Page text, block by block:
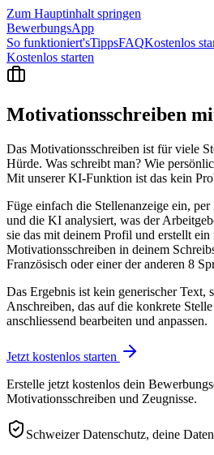
Zum Hauptinhalt springen
BewerbungsApp
So funktioniert'sTippsFAQKostenlos
Kostenlos starten
Motivationsschreiben
Das Motivationsschreiben ist für viele
Hürde. Was schreibt man? Wie
Mit unserer KI-Funktion ist das kein
Füge einfach die Stellenanzeige ein,
und die KI analysiert, was der
sie das mit deinem Profil und erstellt ein
Motivationsschreiben in deinem
Französisch oder einer der anderen 8
Das Ergebnis ist kein generischer Text,
Anschreiben, das auf die konkrete
anschliessend bearbeiten und anpassen.
Jetzt kostenlos starten
Erstelle jetzt kostenlos dein
Motivationsschreiben und Zeugnisse.
Schweizer Datenschutz, deine